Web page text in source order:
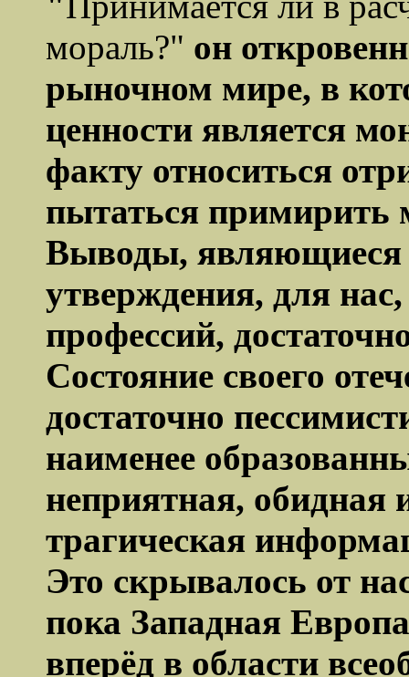
мораль?" он
рыночном мире, в
ценности является
факту относиться
пытаться примирить
Выводы, являющиеся
утверждения, для
профессий,
Состояние своего
достаточно
наименее
неприятная, обидная
трагическая
Это скрывалось от
пока Западная
вперёд в области